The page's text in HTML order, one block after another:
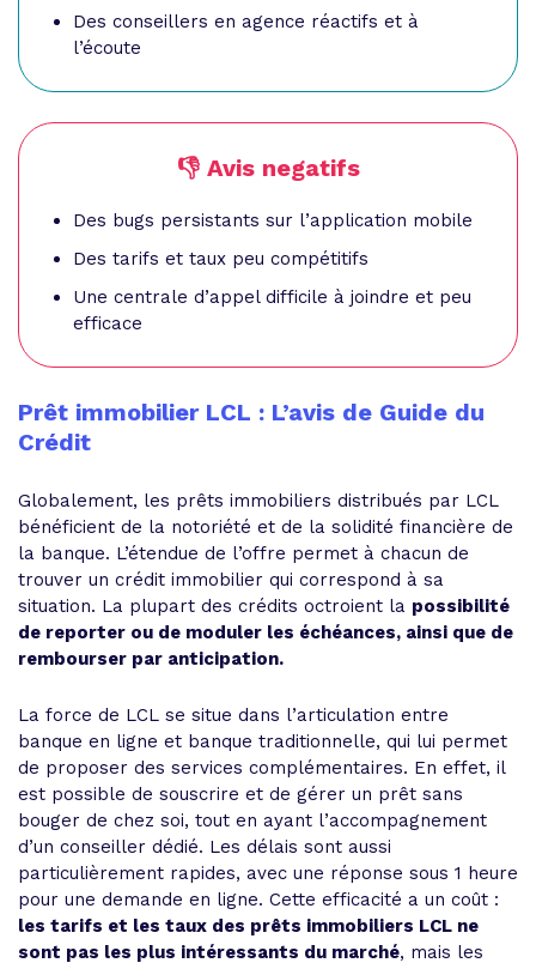
Des conseillers en agence réactifs et à
l’écoute
👎 Avis negatifs
Des bugs persistants sur l’application mobile
Des tarifs et taux peu compétitifs
Une centrale d’appel difficile à joindre et peu
efficace
Prêt immobilier LCL : L’avis de Guide du
Crédit
Globalement, les prêts immobiliers distribués par LCL
bénéficient de la notoriété et de la solidité financière de
la banque. L’étendue de l’offre permet à chacun de
trouver un crédit immobilier qui correspond à sa
situation. La plupart des crédits octroient la possibilité
de reporter ou de moduler les échéances, ainsi que de
rembourser par anticipation.
La force de LCL se situe dans l’articulation entre
banque en ligne et banque traditionnelle, qui lui permet
de proposer des services complémentaires. En effet, il
est possible de souscrire et de gérer un prêt sans
bouger de chez soi, tout en ayant l’accompagnement
d’un conseiller dédié. Les délais sont aussi
particulièrement rapides, avec une réponse sous 1 heure
pour une demande en ligne. Cette efficacité a un coût :
les tarifs et les taux des prêts immobiliers LCL ne
sont pas les plus intéressants du marché, mais les